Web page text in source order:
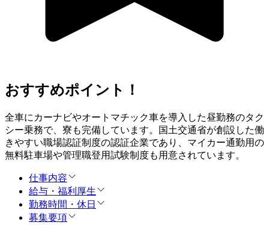
おすすめポイント！
全車にカーナビやオートマチック車を導入した昼勤務のタク
シー乗務で、寮も完備しています。国土交通省が創設した働
きやすい職場認証制度の認証企業であり、マイカー通勤用の
無料駐車場や管理職登用試験制度も用意されています。
仕事内容
給与・福利厚生
勤務時間・休日
募集要項